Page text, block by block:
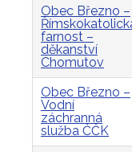
Obec Březno –
farnost –
děkanství
Chomutov
Obec Březno –
Vodní
záchranná
služba ČČK